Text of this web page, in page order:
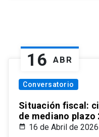
16 ABR
Conversatorio
Situación fiscal:
de mediano plazo
16 de Abril de 2026